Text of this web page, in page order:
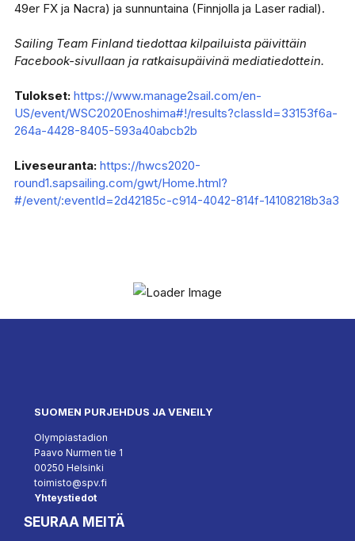
49er FX ja Nacra) ja sunnuntaina (Finnjolla ja Laser radial).
Sailing Team Finland tiedottaa kilpailuista päivittäin
Facebook-sivullaan ja ratkaisupäivinä mediatiedottein.
Tulokset: https://www.manage2sail.com/en-
US/event/WSC2020Enoshima#!/results?classId=33153f6a-
264a-4428-8405-593a40abcb2b
Liveseuranta: https://hwcs2020-
round1.sapsailing.com/gwt/Home.html?
#/event/:eventId=2d42185c-c914-4042-814f-14108218b3a3
SUOMEN PURJEHDUS JA VENEILY
Olympiastadion
Paavo Nurmen tie 1
00250 Helsinki
toimisto@spv.fi
Yhteystiedot
SEURAA MEITÄ